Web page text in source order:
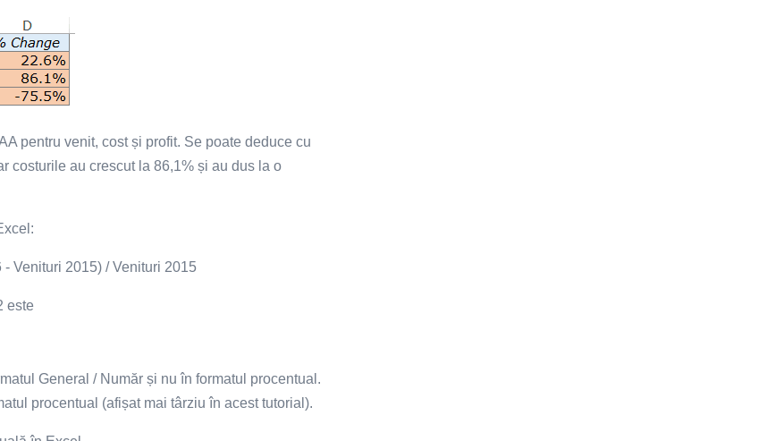
pentru venit, cost și profit. Se poate deduce cu
costurile au crescut la 86,1% și au dus la o
Venituri 2015) / Venituri 2015
este
General / Număr și nu în formatul procentual.
procentual (afișat mai târziu în acest tutorial).